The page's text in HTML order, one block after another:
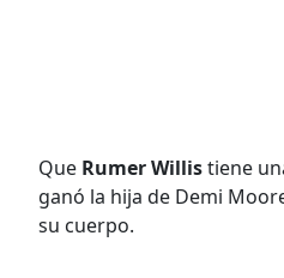
Que Rumer Willistiene
ganó la hija de Demi
su cuerpo.